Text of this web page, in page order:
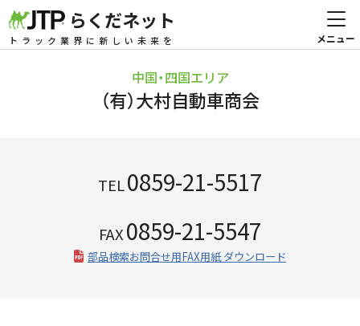
らくだネット
トラック業界に新しい未来を
中国・四国エリア
（有）大村自動車商会
TEL0859-21-5517
FAX0859-21-5547
部品検索お問合せ用FAX用紙 ダウンロード